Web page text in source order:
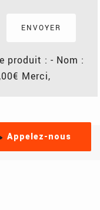
produit : - Nom :
Merci,
Appelez-nous